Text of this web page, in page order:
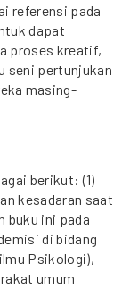
referensi pada
dapat
proses kreatif,
seni pertunjukan
masing-
berikut: (1)
kesadaran saat
buku ini pada
di bidang
Psikologi),
umum